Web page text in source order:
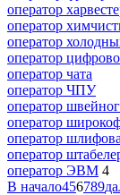
оператор
оператор
оператор
оператор
оператор чата
оператор ЧПУ
оператор
оператор
оператор
оператор
оператор ЭВМ 4
В начало456789